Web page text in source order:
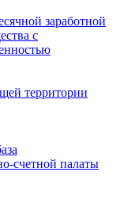
заработной
с
территории
счетной палаты